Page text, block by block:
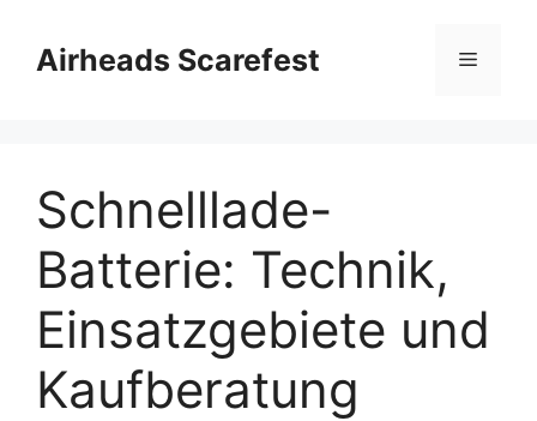
contentAirheads Scarefest Menu
Schnelllade-
Batterie: Technik,
Einsatzgebiete und
Kaufberatung